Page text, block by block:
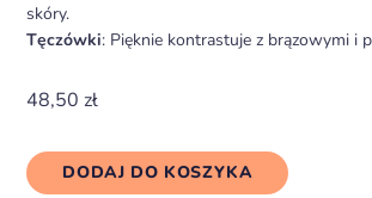
skóry.
Tęczówki: Pięknie kontrastuje z brązowymi i
48,50 zł
DODAJ DO KOSZYKA